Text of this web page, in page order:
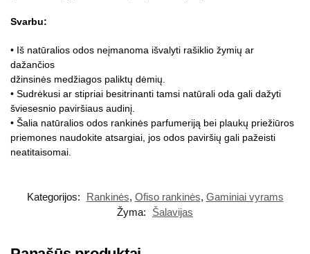
Svarbu:
• Iš natūralios odos neįmanoma išvalyti rašiklio žymių ar
dažančios
džinsinės medžiagos paliktų dėmių.
• Sudrėkusi ar stipriai besitrinanti tamsi natūrali oda gali dažyti
šviesesnio paviršiaus audinį.
• Šalia natūralios odos rankinės parfumeriją bei plaukų priežiūros
priemones naudokite atsargiai, jos odos paviršių gali pažeisti
neatitaisomai.
Kategorijos: Rankinės, Ofiso rankinės, Gaminiai vyrams
Žyma:
Šalavijas